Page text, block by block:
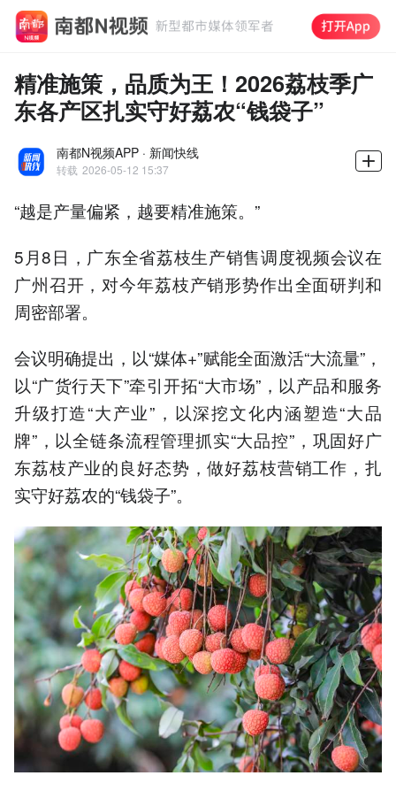
精准施策，品质为王！2026荔枝季广
东各产区扎实守好荔农“钱袋子”
南都N视频APP · 新闻快线
转载 2026-05-12 15:37
“越是产量偏紧，越要精准施策。”
5月8日，广东全省荔枝生产销售调度视频会议在
广州召开，对今年荔枝产销形势作出全面研判和
周密部署。
会议明确提出，以“媒体+”赋能全面激活“大流量”，
以“广货行天下”牵引开拓“大市场”，以产品和服务
升级打造“大产业”，以深挖文化内涵塑造“大品
牌”，以全链条流程管理抓实“大品控”，巩固好广
东荔枝产业的良好态势，做好荔枝营销工作，扎
实守好荔农的“钱袋子”。